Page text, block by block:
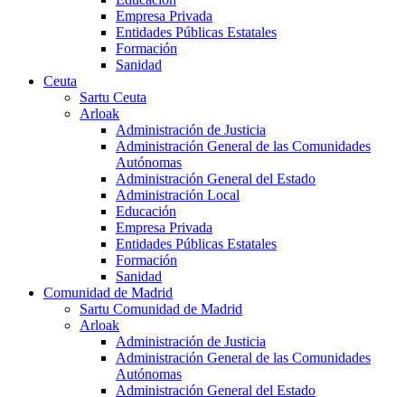
Empresa Privada
Entidades Públicas Estatales
Formación
Sanidad
Ceuta
Sartu Ceuta
Arloak
Administración de Justicia
Administración General de las Comunidades
Autónomas
Administración General del Estado
Administración Local
Educación
Empresa Privada
Entidades Públicas Estatales
Formación
Sanidad
Comunidad de Madrid
Sartu Comunidad de Madrid
Arloak
Administración de Justicia
Administración General de las Comunidades
Autónomas
Administración General del Estado